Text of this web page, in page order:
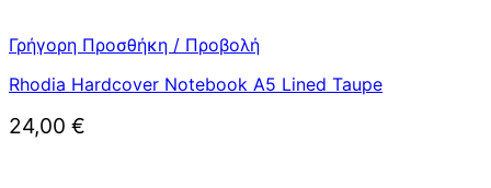
Γρήγορη Προσθήκη / Προβολή
Rhodia Hardcover Notebook A5 Lined Taupe
24,00 €